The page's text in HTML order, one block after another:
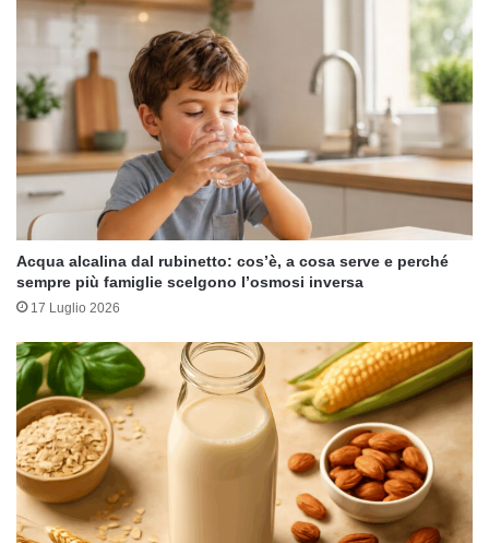
Acqua alcalina dal rubinetto: cos’è, a cosa serve e perché
sempre più famiglie scelgono l’osmosi inversa
17 Luglio 2026